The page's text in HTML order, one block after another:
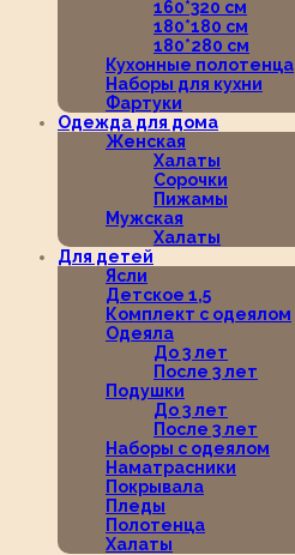
160*320 см
180*180 см
180*280 см
Кухонные полотенца
Наборы для кухни
Фартуки
Одежда для дома
Женская
Халаты
Сорочки
Пижамы
Мужская
Халаты
Для детей
Ясли
Детское 1,5
Комплект с одеялом
Одеяла
До 3 лет
После 3 лет
Подушки
До 3 лет
После 3 лет
Наборы с одеялом
Наматрасники
Покрывала
Пледы
Полотенца
Халаты